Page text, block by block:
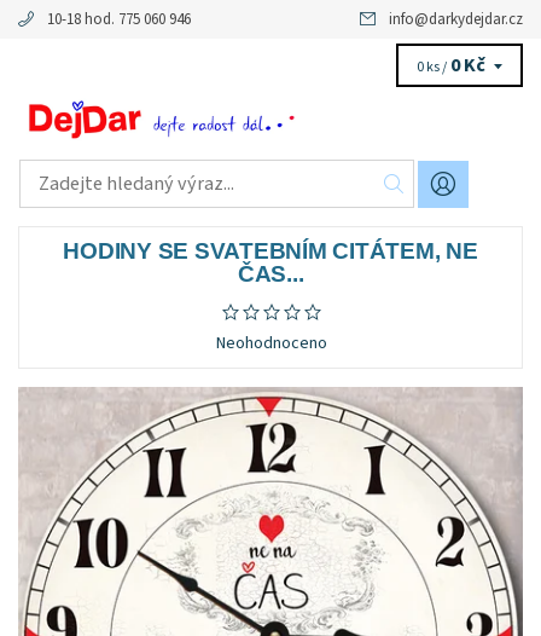
10-18 hod. 775 060 946 info@darkydejdar.cz
0 ks / 0 Kč
HODINY SE SVATEBNÍM CITÁTEM, NE
ČAS...
Neohodnoceno